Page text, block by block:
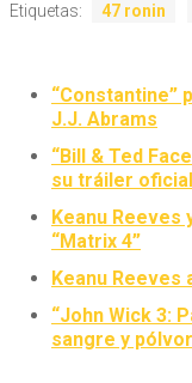
Etiquetas: 47 ronin
“Constantine”
J.J. Abrams
“Bill & Ted
su tráiler oficial
Keanu Reeves
“Matrix 4”
Keanu Reeves
“John Wick 3:
sangre y